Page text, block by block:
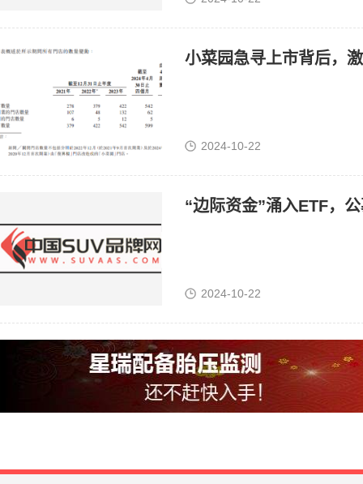
小菜园急寻上市背后，
2024-10-22
“边际资金”涌入ETF，
2024-10-22